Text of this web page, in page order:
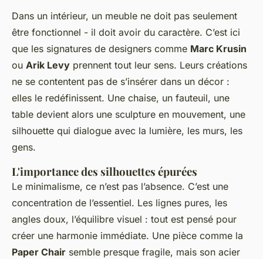
Dans un intérieur, un meuble ne doit pas seulement
être fonctionnel - il doit avoir du caractère. C’est ici
que les signatures de designers comme Marc Krusin
ou Arik Levy prennent tout leur sens. Leurs créations
ne se contentent pas de s’insérer dans un décor :
elles le redéfinissent. Une chaise, un fauteuil, une
table devient alors une sculpture en mouvement, une
silhouette qui dialogue avec la lumière, les murs, les
gens.
L'importance des silhouettes épurées
Le minimalisme, ce n’est pas l’absence. C’est une
concentration de l’essentiel. Les lignes pures, les
angles doux, l’équilibre visuel : tout est pensé pour
créer une harmonie immédiate. Une pièce comme la
Paper Chair semble presque fragile, mais son acier